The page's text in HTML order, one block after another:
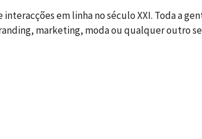
em linha no século XXI. Toda a
marketing, moda ou qualquer outro